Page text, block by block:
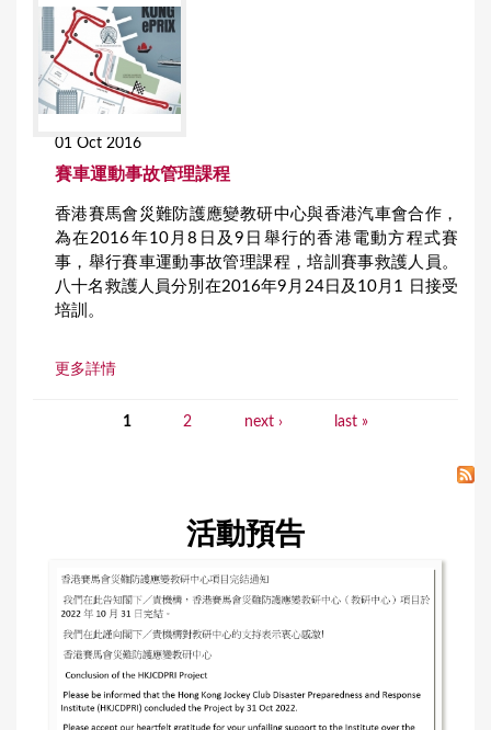
01 Oct 2016
賽車運動事故管理課程
香港賽馬會災難防護應變教研中心與香港汽車會合作，
為在2016年10月8日及9日舉行的香港電動方程式賽
事，舉行賽車運動事故管理課程，培訓賽事救護人員。
八十名救護人員分別在2016年9月24日及10月1 日接受
培訓。
更多詳情
1 2 next › last »
活動預告